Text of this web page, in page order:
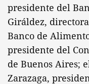
presidente del
Giráldez,
Banco de
presidente del
de Buenos Aires;
Zarazaga,